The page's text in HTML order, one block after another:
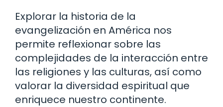
Explorar la historia de la
evangelización en América nos
permite reflexionar sobre las
complejidades de la interacción entre
las religiones y las culturas, así como
valorar la diversidad espiritual que
enriquece nuestro continente.